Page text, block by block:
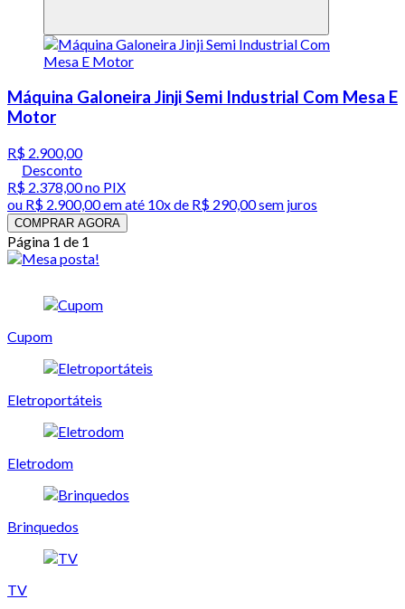
Máquina Galoneira Jinji Semi Industrial Com Mesa E
Motor
R$ 2.900,00
Desconto
R$ 2.378,00no PIX
ou R$ 2.900,00em até 10x de R$ 290,00 sem juros
COMPRAR AGORA
Página 1 de 1
Cupom
Eletroportáteis
Eletrodom
Brinquedos
TV